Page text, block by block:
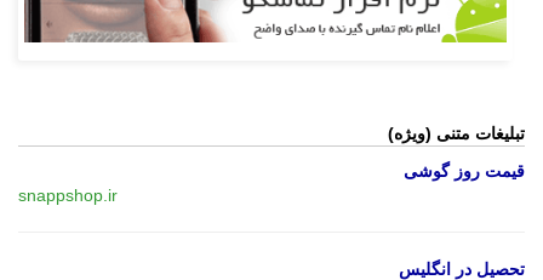
تبلیغات متنی (ویژه)
قیمت روز گوشی
snappshop.ir
تحصیل در انگلیس